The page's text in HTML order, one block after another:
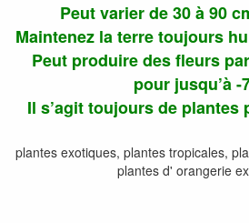
Peut varier de 30 à 90
Maintenez la terre toujours
Peut produire des fleurs
pour jusqu’à -
Il s’agit toujours de plantes
plantes exotiques, plantes tropicales,
plantes d' orangerie